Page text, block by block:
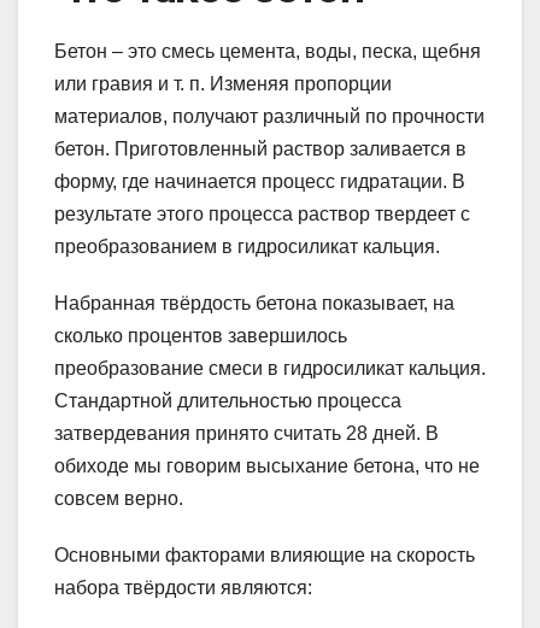
Бетон – это смесь цемента, воды, песка, щебня
или гравия и т. п. Изменяя пропорции
материалов, получают различный по прочности
бетон. Приготовленный раствор заливается в
форму, где начинается процесс гидратации. В
результате этого процесса раствор твердеет с
преобразованием в гидросиликат кальция.
Набранная твёрдость бетона показывает, на
сколько процентов завершилось
преобразование смеси в гидросиликат кальция.
Стандартной длительностью процесса
затвердевания принято считать 28 дней. В
обиходе мы говорим высыхание бетона, что не
совсем верно.
Основными факторами влияющие на скорость
набора твёрдости являются: